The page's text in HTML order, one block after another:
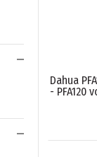
Dahua
- PFA120